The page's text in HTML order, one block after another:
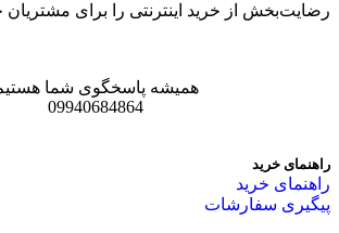
رضایت‌بخش از خرید اینترنتی را برای مشتریان
همیشه پاسخگوی شما
09940684864
راهنمای خرید
راهنمای خرید
پیگیری سفارشات